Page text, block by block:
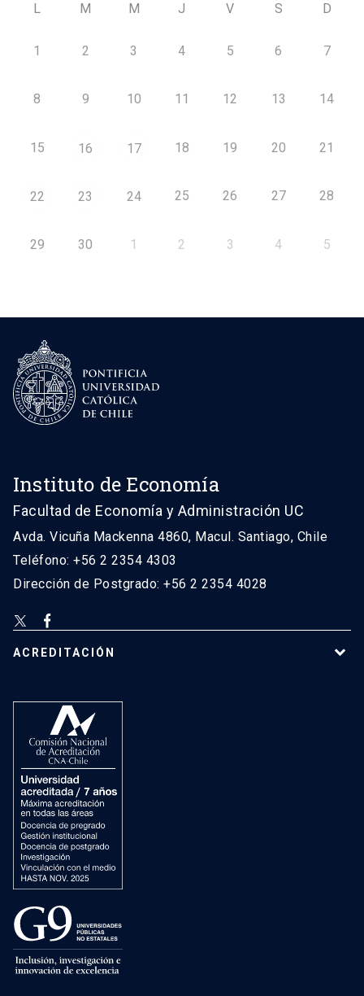
L M M J V S D
1 2 3 4 5 6 7
8 9 10 11 12 13 14
15 16 17 18 19 20 21
22 23 24 25 26 27 28
29 30 1 2 3 4 5
Instituto de Economía
Facultad de Economía y Administración UC
Avda. Vicuña Mackenna 4860, Macul. Santiago, Chile
Teléfono: +56 2 2354 4303
Dirección de Postgrado: +56 2 2354 4028
ACREDITACIÓN